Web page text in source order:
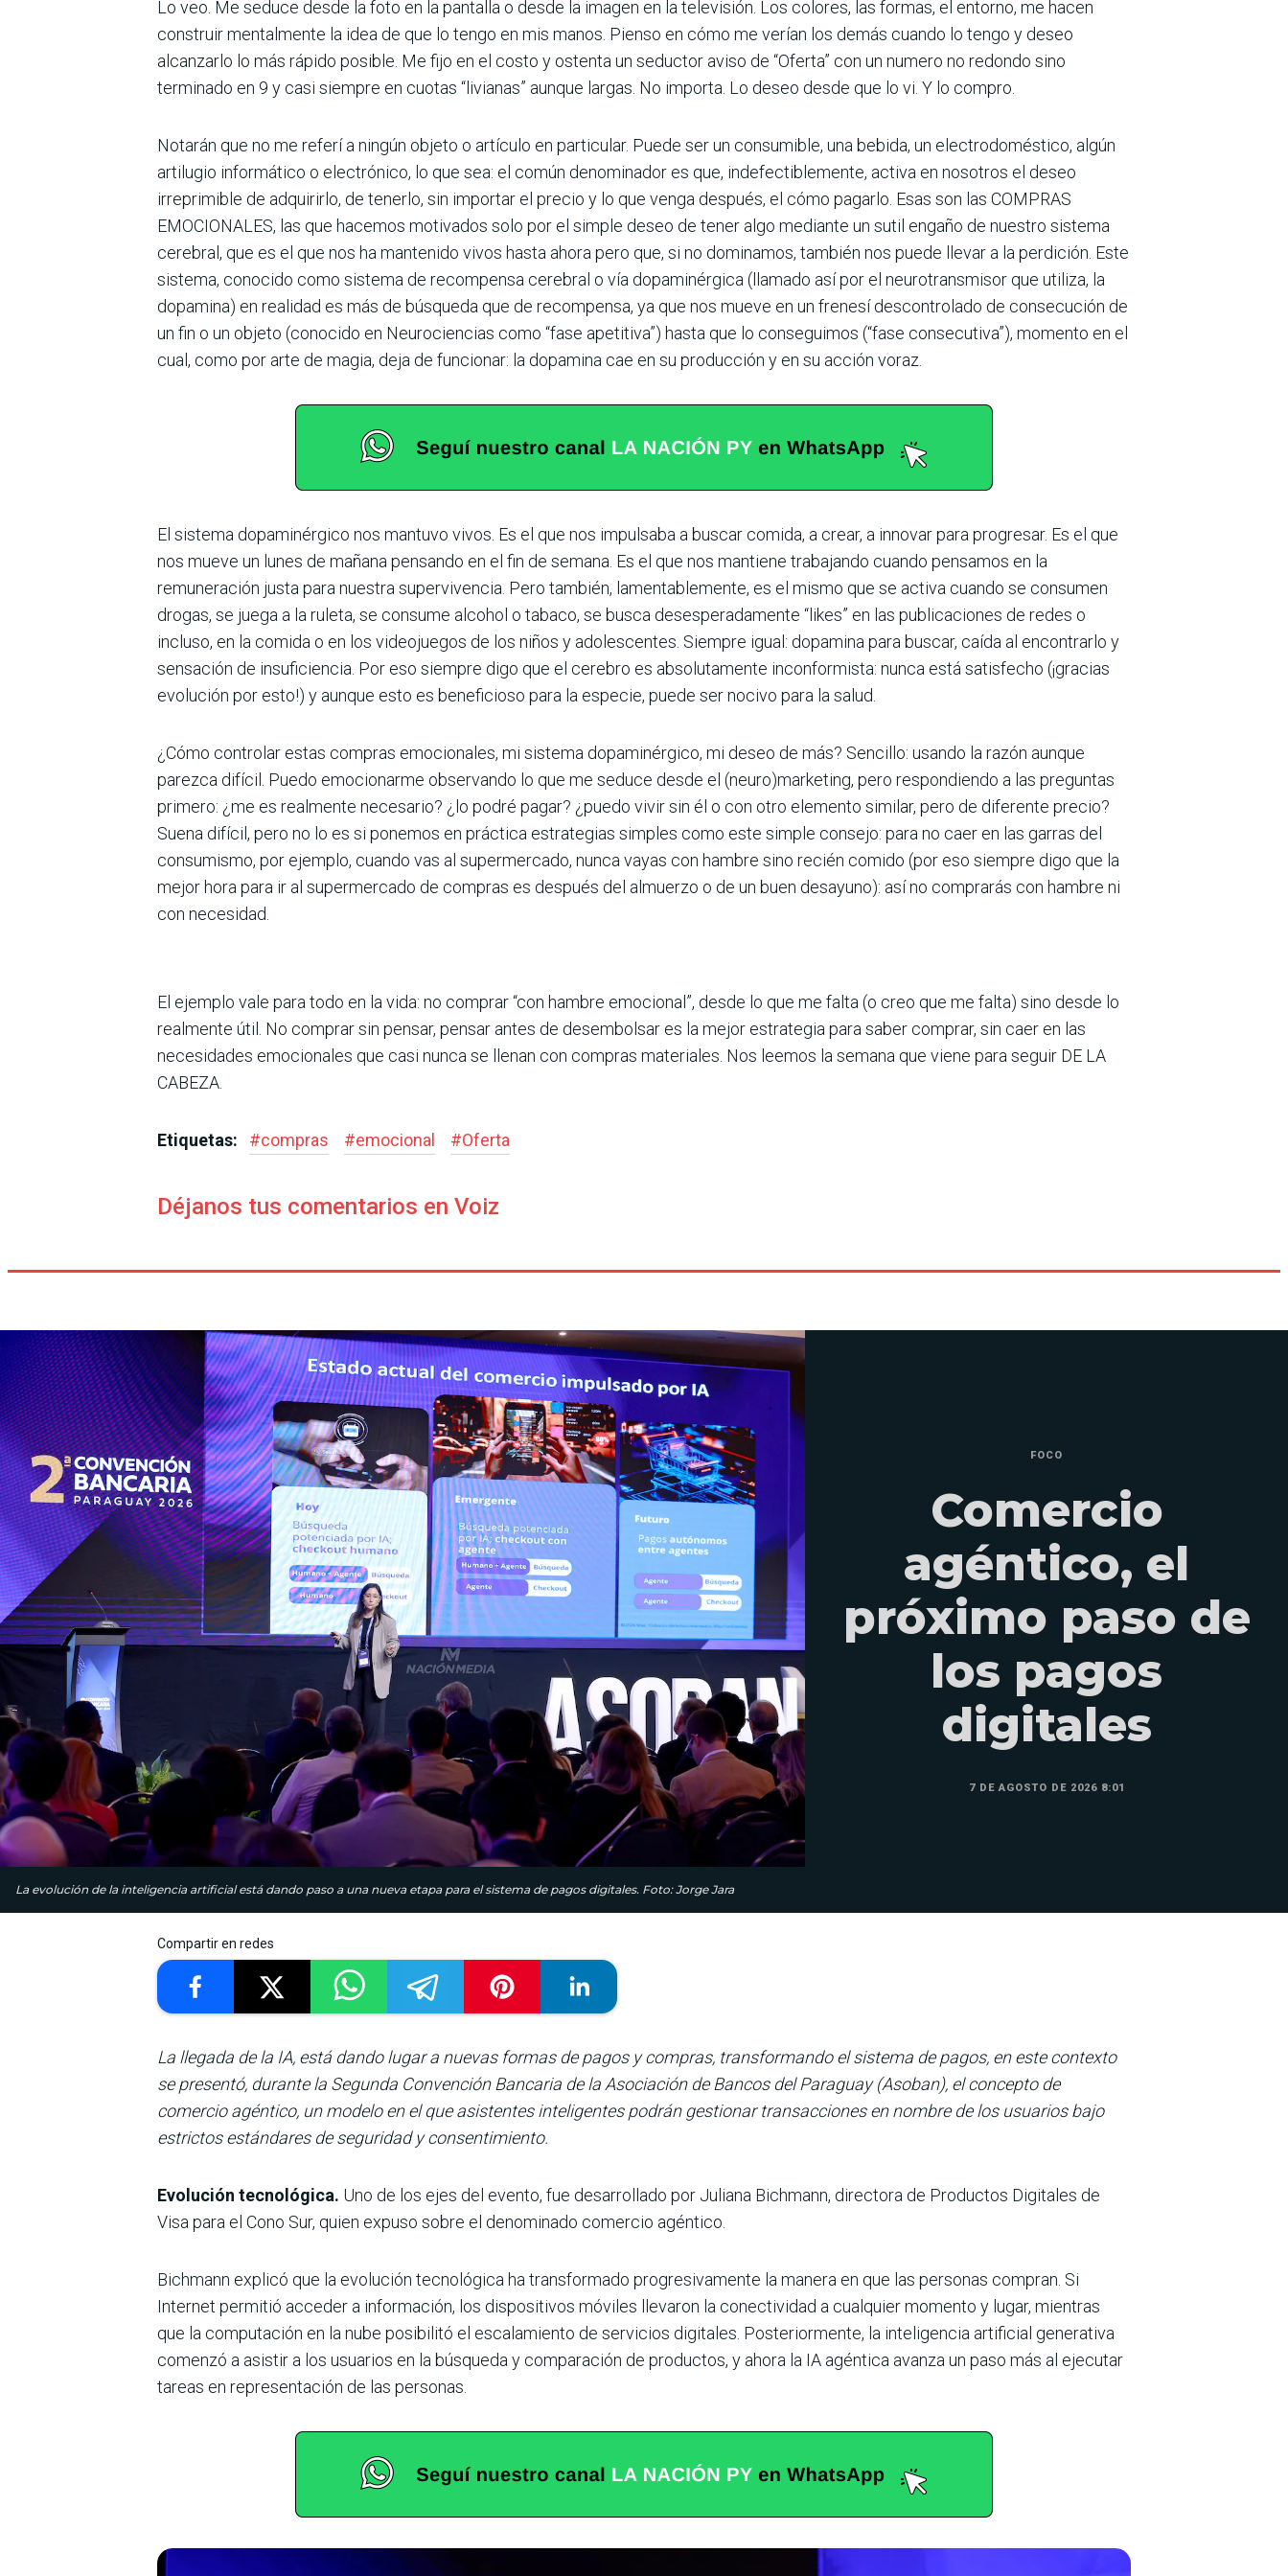
Lo veo. Me seduce desde la foto en la pantalla o desde la imagen en la televisión. Los colores, las formas, el entorno, me hacen
construir mentalmente la idea de que lo tengo en mis manos. Pienso en cómo me verían los demás cuando lo tengo y deseo
alcanzarlo lo más rápido posible. Me fijo en el costo y ostenta un seductor aviso de “Oferta” con un numero no redondo sino
terminado en 9 y casi siempre en cuotas “livianas” aunque largas. No importa. Lo deseo desde que lo vi. Y lo compro.
Notarán que no me referí a ningún objeto o artículo en particular. Puede ser un consumible, una bebida, un electrodoméstico, algún
artilugio informático o electrónico, lo que sea: el común denominador es que, indefectiblemente, activa en nosotros el deseo
irreprimible de adquirirlo, de tenerlo, sin importar el precio y lo que venga después, el cómo pagarlo. Esas son las COMPRAS
EMOCIONALES, las que hacemos motivados solo por el simple deseo de tener algo mediante un sutil engaño de nuestro sistema
cerebral, que es el que nos ha mantenido vivos hasta ahora pero que, si no dominamos, también nos puede llevar a la perdición. Este
sistema, conocido como sistema de recompensa cerebral o vía dopaminérgica (llamado así por el neurotransmisor que utiliza, la
dopamina) en realidad es más de búsqueda que de recompensa, ya que nos mueve en un frenesí descontrolado de consecución de
un fin o un objeto (conocido en Neurociencias como “fase apetitiva”) hasta que lo conseguimos (“fase consecutiva”), momento en el
cual, como por arte de magia, deja de funcionar: la dopamina cae en su producción y en su acción voraz.
El sistema dopaminérgico nos mantuvo vivos. Es el que nos impulsaba a buscar comida, a crear, a innovar para progresar. Es el que
nos mueve un lunes de mañana pensando en el fin de semana. Es el que nos mantiene trabajando cuando pensamos en la
remuneración justa para nuestra supervivencia. Pero también, lamentablemente, es el mismo que se activa cuando se consumen
drogas, se juega a la ruleta, se consume alcohol o tabaco, se busca desesperadamente “likes” en las publicaciones de redes o
incluso, en la comida o en los videojuegos de los niños y adolescentes. Siempre igual: dopamina para buscar, caída al encontrarlo y
sensación de insuficiencia. Por eso siempre digo que el cerebro es absolutamente inconformista: nunca está satisfecho (¡gracias
evolución por esto!) y aunque esto es beneficioso para la especie, puede ser nocivo para la salud.
¿Cómo controlar estas compras emocionales, mi sistema dopaminérgico, mi deseo de más? Sencillo: usando la razón aunque
parezca difícil. Puedo emocionarme observando lo que me seduce desde el (neuro)marketing, pero respondiendo a las preguntas
primero: ¿me es realmente necesario? ¿lo podré pagar? ¿puedo vivir sin él o con otro elemento similar, pero de diferente precio?
Suena difícil, pero no lo es si ponemos en práctica estrategias simples como este simple consejo: para no caer en las garras del
consumismo, por ejemplo, cuando vas al supermercado, nunca vayas con hambre sino recién comido (por eso siempre digo que la
mejor hora para ir al supermercado de compras es después del almuerzo o de un buen desayuno): así no comprarás con hambre ni
con necesidad.
El ejemplo vale para todo en la vida: no comprar “con hambre emocional”, desde lo que me falta (o creo que me falta) sino desde lo
realmente útil. No comprar sin pensar, pensar antes de desembolsar es la mejor estrategia para saber comprar, sin caer en las
necesidades emocionales que casi nunca se llenan con compras materiales. Nos leemos la semana que viene para seguir DE LA
CABEZA.
Etiquetas: #compras #emocional #Oferta
Déjanos tus comentarios en Voiz
La evolución de la inteligencia artificial está dando paso a una nueva etapa para el sistema de pagos digitales. Foto: Jorge Jara
FOCO
Comercio
agéntico, el
próximo paso de
los pagos
digitales
7 DE AGOSTO DE 2026 8:01
Compartir en redes
La llegada de la IA, está dando lugar a nuevas formas de pagos y compras, transformando el sistema de pagos, en este contexto
se presentó, durante la Segunda Convención Bancaria de la Asociación de Bancos del Paraguay (Asoban), el concepto de
comercio agéntico, un modelo en el que asistentes inteligentes podrán gestionar transacciones en nombre de los usuarios bajo
estrictos estándares de seguridad y consentimiento.
Evolución tecnológica. Uno de los ejes del evento, fue desarrollado por Juliana Bichmann, directora de Productos Digitales de
Visa para el Cono Sur, quien expuso sobre el denominado comercio agéntico.
Bichmann explicó que la evolución tecnológica ha transformado progresivamente la manera en que las personas compran. Si
Internet permitió acceder a información, los dispositivos móviles llevaron la conectividad a cualquier momento y lugar, mientras
que la computación en la nube posibilitó el escalamiento de servicios digitales. Posteriormente, la inteligencia artificial generativa
comenzó a asistir a los usuarios en la búsqueda y comparación de productos, y ahora la IA agéntica avanza un paso más al ejecutar
tareas en representación de las personas.